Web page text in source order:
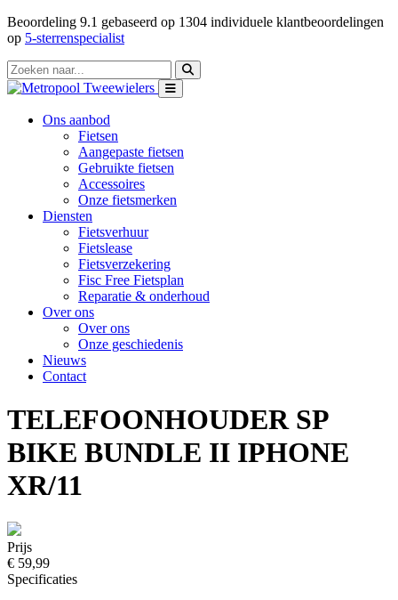
Beoordeling 9.1 gebaseerd op 1304 individuele klantbeoordelingen
op 5-sterrenspecialist
Ons aanbod
Fietsen
Aangepaste fietsen
Gebruikte fietsen
Accessoires
Onze fietsmerken
Diensten
Fietsverhuur
Fietslease
Fietsverzekering
Fisc Free Fietsplan
Reparatie & onderhoud
Over ons
Over ons
Onze geschiedenis
Nieuws
Contact
TELEFOONHOUDER SP
BIKE BUNDLE II IPHONE
XR/11
Prijs
€ 59,99
Specificaties